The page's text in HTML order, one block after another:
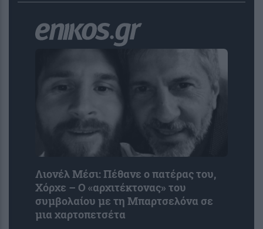
Λιονέλ Μέσι: Πέθανε ο πατέρας του,
Χόρχε – Ο «αρχιτέκτονας» του
συμβολαίου με τη Μπαρτσελόνα σε
μια χαρτοπετσέτα